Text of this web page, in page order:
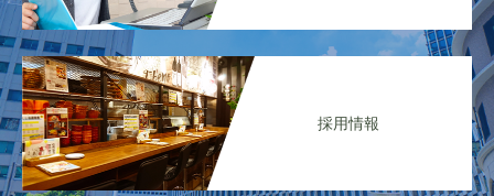
採用情報